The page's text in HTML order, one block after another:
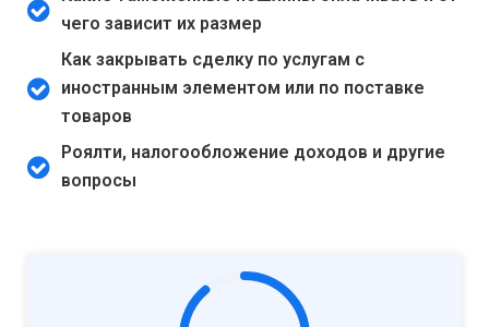
чего зависит их размер
Как закрывать сделку по услугам с
иностранным элементом или по поставке
товаров
Роялти, налогообложение доходов и другие
вопросы